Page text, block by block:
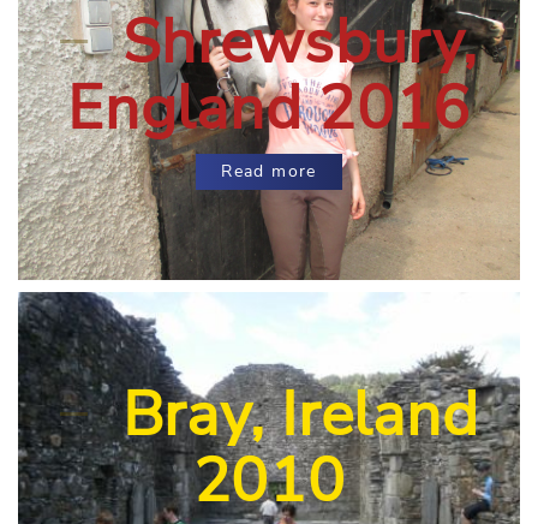
Shrewsbury,
England 2016
Read more
Bray, Ireland
2010